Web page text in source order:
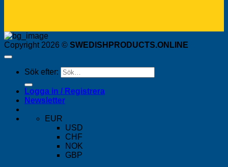
Copyright 2026 © SWEDISHPRODUCTS.ONLINE
Sök efter:
Logga in / Registrera
Newsletter
EUR
USD
CHF
NOK
GBP